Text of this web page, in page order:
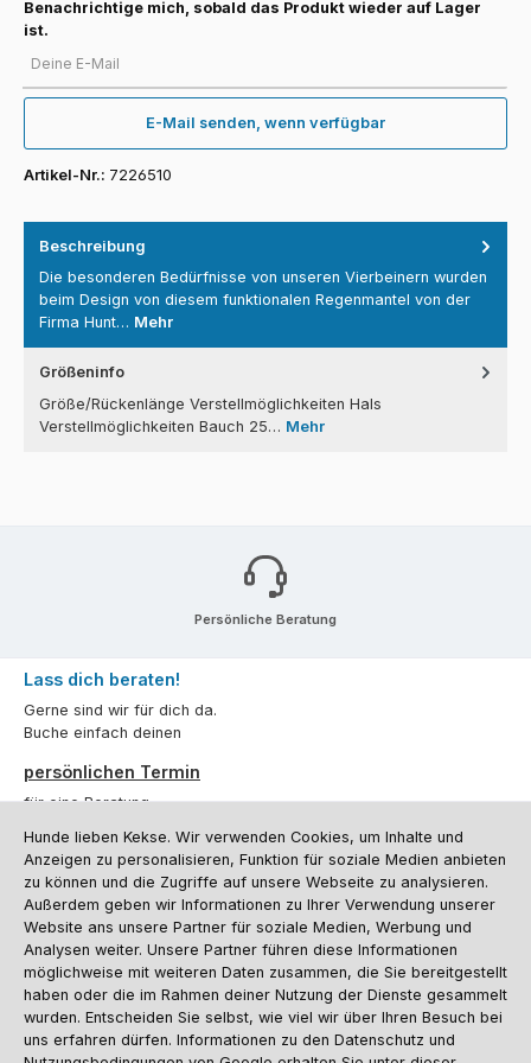
Benachrichtige mich, sobald das Produkt wieder auf Lager
ist.
E-Mail senden, wenn verfügbar
Artikel-Nr.: 7226510
Beschreibung
Die besonderen Bedürfnisse von unseren Vierbeinern wurden
beim Design von diesem funktionalen Regenmantel von der
Firma Hunt… Mehr
Größeninfo
Größe/Rückenlänge Verstellmöglichkeiten Hals
Verstellmöglichkeiten Bauch 25… Mehr
Persönliche Beratung
Lass dich beraten!
Gerne sind wir für dich da.
Buche einfach deinen
persönlichen Termin
für eine Beratung.
Oder über unserKontaktformular.
Vertrag widerrufen
Kundenservice
Informationen
Hunde lieben Kekse. Wir verwenden Cookies, um Inhalte und
Anzeigen zu personalisieren, Funktion für soziale Medien anbieten
zu können und die Zugriffe auf unsere Webseite zu analysieren.
Außerdem geben wir Informationen zu Ihrer Verwendung unserer
Website ans unsere Partner für soziale Medien, Werbung und
Analysen weiter. Unsere Partner führen diese Informationen
möglichweise mit weiteren Daten zusammen, die Sie bereitgestellt
haben oder die im Rahmen deiner Nutzung der Dienste gesammelt
wurden. Entscheiden Sie selbst, wie viel wir über Ihren Besuch bei
uns erfahren dürfen. Informationen zu den Datenschutz und